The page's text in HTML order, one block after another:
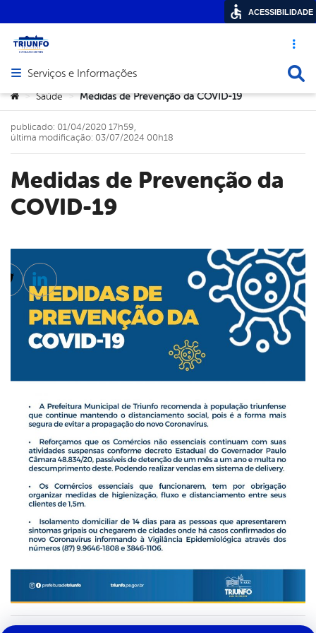
Acesso
Abrir menu principal de navegação
Serviços e Informações
Você está aqui:
> Saúde > Medidas de Prevenção da COVID-19
Medidas de Prevenção da
COVID-19
publicado: 01/04/2020 17h59,
última modificação: 03/07/2024 00h18
Twitter
Linkedin
ACESSIBILIDADE